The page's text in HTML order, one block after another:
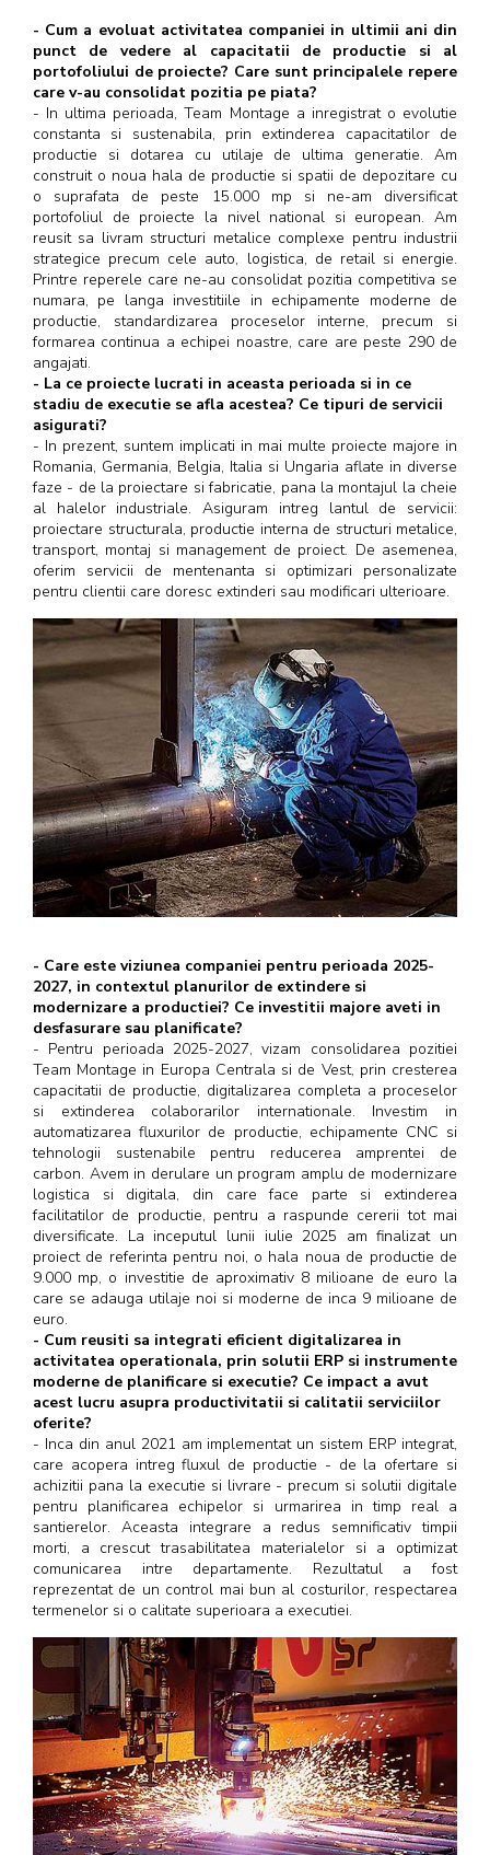
- Cum a evoluat activitatea companiei in ultimii ani din
punct de vedere al capacitatii de productie si al
portofoliului de proiecte? Care sunt principalele repere
care v-au consolidat pozitia pe piata?
- In ultima perioada, Team Montage a inregistrat o evolutie
constanta si sustenabila, prin extinderea capacitatilor de
productie si dotarea cu utilaje de ultima generatie. Am
construit o noua hala de productie si spatii de depozitare cu
o suprafata de peste 15.000 mp si ne-am diversificat
portofoliul de proiecte la nivel national si european. Am
reusit sa livram structuri metalice complexe pentru industrii
strategice precum cele auto, logistica, de retail si energie.
Printre reperele care ne-au consolidat pozitia competitiva se
numara, pe langa investitiile in echipamente moderne de
productie, standardizarea proceselor interne, precum si
formarea continua a echipei noastre, care are peste 290 de
angajati.
- La ce proiecte lucrati in aceasta perioada si in ce
stadiu de executie se afla acestea? Ce tipuri de servicii
asigurati?
- In prezent, suntem implicati in mai multe proiecte majore in
Romania, Germania, Belgia, Italia si Ungaria aflate in diverse
faze - de la proiectare si fabricatie, pana la montajul la cheie
al halelor industriale. Asiguram intreg lantul de servicii:
proiectare structurala, productie interna de structuri metalice,
transport, montaj si management de proiect. De asemenea,
oferim servicii de mentenanta si optimizari personalizate
pentru clientii care doresc extinderi sau modificari ulterioare.
- Care este viziunea companiei pentru perioada 2025-
2027, in contextul planurilor de extindere si
modernizare a productiei? Ce investitii majore aveti in
desfasurare sau planificate?
- Pentru perioada 2025-2027, vizam consolidarea pozitiei
Team Montage in Europa Centrala si de Vest, prin cresterea
capacitatii de productie, digitalizarea completa a proceselor
si extinderea colaborarilor internationale. Investim in
automatizarea fluxurilor de productie, echipamente CNC si
tehnologii sustenabile pentru reducerea amprentei de
carbon. Avem in derulare un program amplu de modernizare
logistica si digitala, din care face parte si extinderea
facilitatilor de productie, pentru a raspunde cererii tot mai
diversificate. La inceputul lunii iulie 2025 am finalizat un
proiect de referinta pentru noi, o hala noua de productie de
9.000 mp, o investitie de aproximativ 8 milioane de euro la
care se adauga utilaje noi si moderne de inca 9 milioane de
euro.
- Cum reusiti sa integrati eficient digitalizarea in
activitatea operationala, prin solutii ERP si instrumente
moderne de planificare si executie? Ce impact a avut
acest lucru asupra productivitatii si calitatii serviciilor
oferite?
- Inca din anul 2021 am implementat un sistem ERP integrat,
care acopera intreg fluxul de productie - de la ofertare si
achizitii pana la executie si livrare - precum si solutii digitale
pentru planificarea echipelor si urmarirea in timp real a
santierelor. Aceasta integrare a redus semnificativ timpii
morti, a crescut trasabilitatea materialelor si a optimizat
comunicarea intre departamente. Rezultatul a fost
reprezentat de un control mai bun al costurilor, respectarea
termenelor si o calitate superioara a executiei.